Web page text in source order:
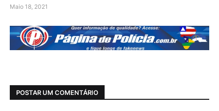
Maio 18, 2021
POSTAR UM COMENTÁRIO